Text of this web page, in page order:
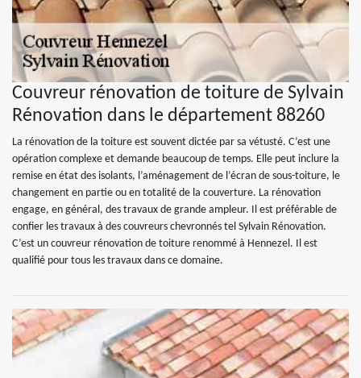
Couvreur rénovation de toiture de Sylvain
Rénovation dans le département 88260
La rénovation de la toiture est souvent dictée par sa vétusté. C’est une
opération complexe et demande beaucoup de temps. Elle peut inclure la
remise en état des isolants, l’aménagement de l’écran de sous-toiture, le
changement en partie ou en totalité de la couverture. La rénovation
engage, en général, des travaux de grande ampleur. Il est préférable de
confier les travaux à des couvreurs chevronnés tel Sylvain Rénovation.
C’est un couvreur rénovation de toiture renommé à Hennezel. Il est
qualifié pour tous les travaux dans ce domaine.